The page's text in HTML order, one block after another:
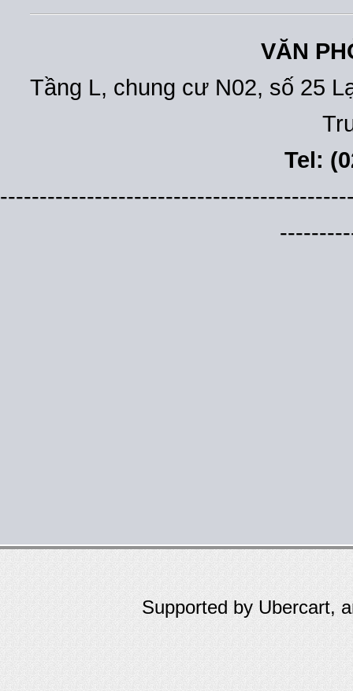
VĂN
Tầng L, chung cư N02, số 25
Tel:
Supported by Ubercart,